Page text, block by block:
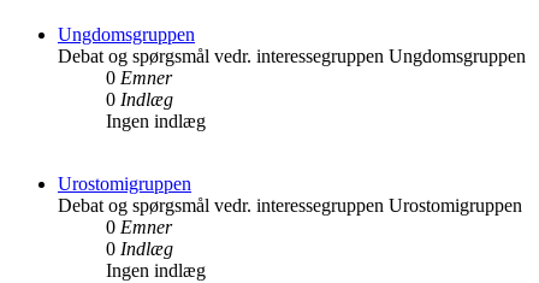
Ungdomsgruppen
Debat og spørgsmål vedr. interessegruppen Ungdomsgruppen
0 Emner
0 Indlæg
Ingen indlæg
Urostomigruppen
Debat og spørgsmål vedr. interessegruppen Urostomigruppen
0 Emner
0 Indlæg
Ingen indlæg